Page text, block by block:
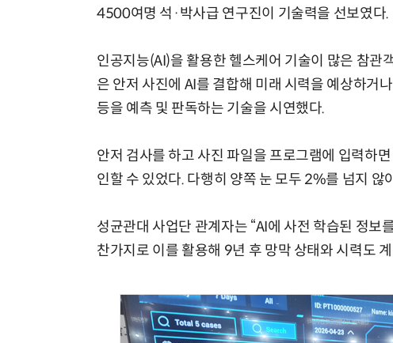
4500여명 석·박사급 연구진이 기술력을 선보였다.
인공지능(AI)을 활용한 헬스케어 기술이 많은 참관
은 안저 사진에 AI를 결합해 미래 시력을 예상하거
등을 예측 및 판독하는 기술을 시연했다.
안저 검사를 하고 사진 파일을 프로그램에 입력하
인할 수 있었다. 다행히 양쪽 눈 모두 2%를 넘지 않
성균관대 사업단 관계자는 “AI에 사전 학습된 정보
찬가지로 이를 활용해 9년 후 망막 상태와 시력도